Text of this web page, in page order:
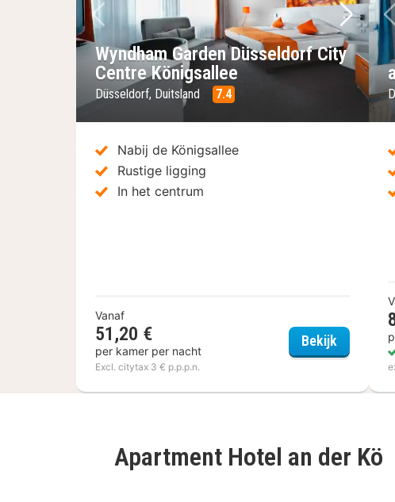
Vorige foto
Wyndham Garden Düsseldorf City
Centre Königsallee
Düsseldorf, Duitsland 7.4
Nabij de Königsallee
Rustige ligging
In het centrum
Vanaf
51,20 €
per kamer per nacht
Excl. citytax 3 € p.p.p.n.
Bekijk
Apartment Hotel an der Kö